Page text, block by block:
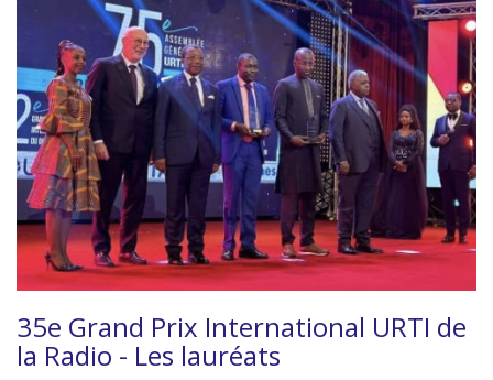
35e Grand Prix International URTI de
la Radio - Les lauréats